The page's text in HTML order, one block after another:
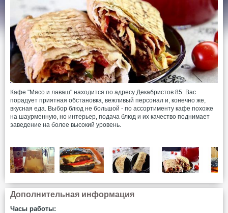
Кафе "Мясо и лаваш" находится по адресу Декабристов 85. Вас
порадует приятная обстановка, вежливый персонал и, конечно же,
вкусная еда. Выбор блюд не большой - по ассортименту кафе похоже
на шаурменную, но интерьер, подача блюд и их качество поднимает
заведение на более высокий уровень.
Дополнительная информация
Часы работы: